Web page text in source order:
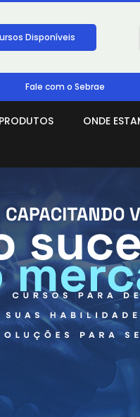
Disponíveis
Fale com o Sebrae
ONDE